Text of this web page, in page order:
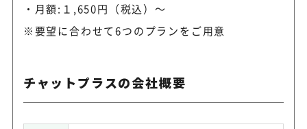
月額:１,650円（税込）～
※要望に合わせて6つのプランをご用意
チャットプラスの会社概要